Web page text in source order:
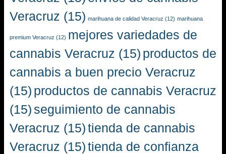
Veracruz (15) marihuana de calidad Veracruz (12) marihuana
premium Veracruz (12) mejores variedades de
cannabis Veracruz (15) productos de
cannabis a buen precio Veracruz
(15) productos de cannabis Veracruz
(15) seguimiento de cannabis
Veracruz (15)tienda de cannabis
Veracruz (15)tienda de confianza